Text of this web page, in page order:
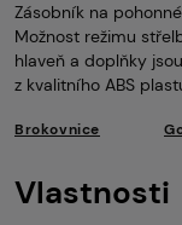
Zásobník na
Možnost režimu
hlaveň a doplňky
z kvalitního ABS
Brokovnice
Vlastnosti